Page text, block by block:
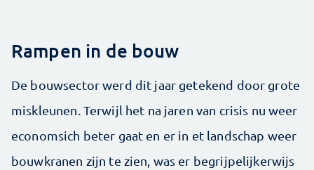
Rampen in de bouw
De bouwsector werd dit jaar getekend door grote
miskleunen. Terwijl het na jaren van crisis nu weer
economsich beter gaat en er in et landschap weer
bouwkranen zijn te zien, was er begrijpelijkerwijs